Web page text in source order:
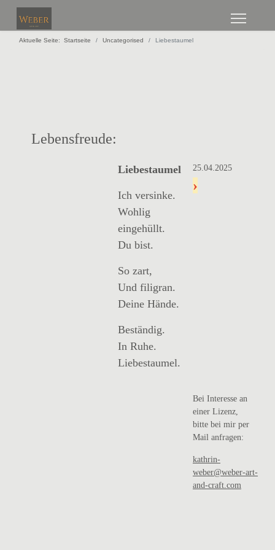
Aktuelle Seite: Startseite Uncategorised Liebestaumel
Lebensfreude:
Liebestaumel
Ich versinke.
Wohlig
eingehüllt.
Du bist.
So zart,
Und filigran.
Deine Hände.
Beständig.
In Ruhe.
Liebestaumel.
25.04.2025
›
Bei Interesse an
einer Lizenz,
bitte bei mir per
Mail anfragen:
kathrin-
weber@weber-art-
and-craft.com